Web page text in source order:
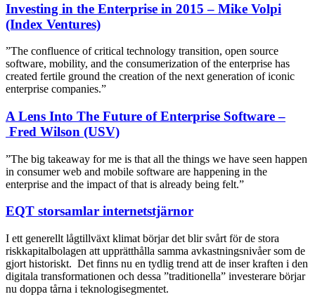
–
2015
Investing in the Enterprise in 2015 – Mike Volpi
(Index Ventures)
”The confluence of critical technology transition, open source
software, mobility, and the consumerization of the enterprise has
created fertile ground the creation of the next generation of iconic
enterprise companies.”
A Lens Into The Future of Enterprise Software –
Fred Wilson (USV)
”The big takeaway for me is that all the things we have seen happen
in consumer web and mobile software are happening in the
enterprise and the impact of that is already being felt.”
EQT storsamlar internetstjärnor
I ett generellt lågtillväxt klimat börjar det blir svårt för de stora
riskkapitalbolagen att upprätthålla samma avkastningsnivåer som de
gjort historiskt. Det finns nu en tydlig trend att de inser kraften i den
digitala transformationen och dessa ”traditionella” investerare börjar
nu doppa tårna i teknologisegmentet.